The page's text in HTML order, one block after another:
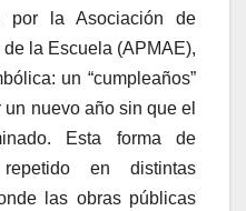
por la Asociación de
la Escuela (APMAE),
un “cumpleaños”
nuevo año sin que el
Esta forma de
en distintas
las obras públicas